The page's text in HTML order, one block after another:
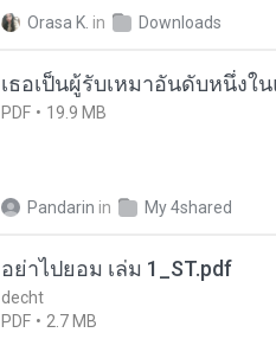
Orasa K. in Downloads
เธอเป็นผู้รับเหมาอันดับหนึ่งใ
PDF 19.9 MB
Pandarin in My 4shared
อย่าไปยอม เล่ม 1_ST.pdf
decht
PDF
2.7 MB